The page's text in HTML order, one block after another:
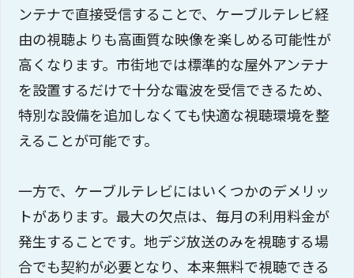
ンテナで直接受信することで、ケーブルテレビ経
由の視聴よりも高画質な映像を楽しめる可能性が
高くなります。市街地では標準的な屋外アンテナ
を設置するだけで十分な電波を受信できるため、
特別な設備を追加しなくても快適な視聴環境を整
えることが可能です。
一方で、ケーブルテレビにはいくつかのデメリッ
トがあります。最大の欠点は、毎月の利用料金が
発生することです。地デジ放送のみを視聴する場
合でも契約が必要となり、本来無料で視聴できる